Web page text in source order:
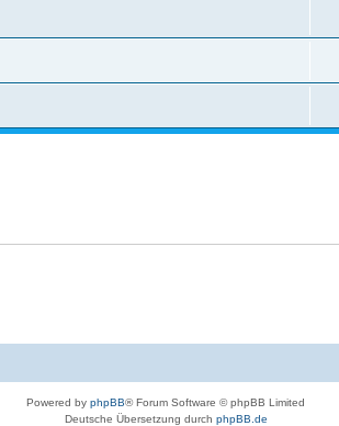
Powered by phpBB® Forum Software © phpBB Limited
Deutsche Übersetzung durch phpBB.de